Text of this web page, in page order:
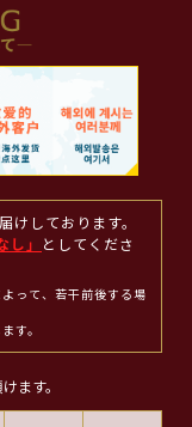
けしております。
し」
としてくださ
って、若干前後する場
す。
ます。